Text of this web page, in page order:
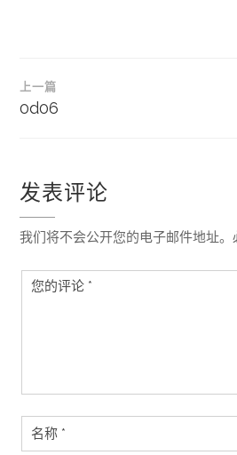
文
章
航
上一篇
0d06
发表评论
我们将不会公开您的电子邮件地址。